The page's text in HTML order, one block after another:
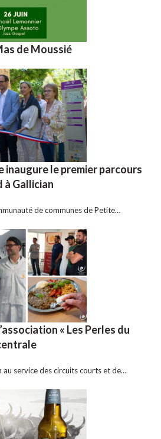
de Moussié
inaugure le premier parcours
Gallician
de communes de Petite…
« Les Perles du
service des circuits courts et de…